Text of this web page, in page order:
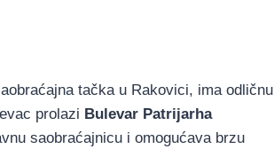
tačka u Rakovici, ima odličnu
prolazi Bulevar Patrijarha
saobraćajnicu i omogućava brzu